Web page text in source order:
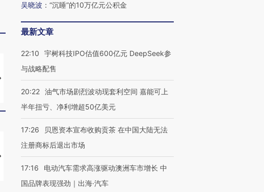
视线｜HYROX的吸金
术：是什么让中产们甘
马航飞行员跨国走私7万
粒摇头丸 尿检体内含3种
毒品
视线｜被称为“蟑螂”的印
度Z世代 用街头抗争将教
育部长拱下台
【推广】走进第四届链博
会，让数智科技“链”接产
【特别呈现】寻找100种
【商旅对话】华住集团
CFO：不靠规模取胜，华
吴晓波 ： “沉睡”的10万亿元公积金
最新文章
22:10
宇树科技IPO估值600亿元 DeepSeek参
与战略配售
20:22 油气市场剧烈波动现套利空间 嘉能可上
半年扭亏、净利增超50亿美元
17:26
贝恩资本宣布收购贡茶 在中国大陆无法
注册商标后退出市场
17:16
电动汽车需求高涨驱动澳洲车市增长 中
国品牌表现强劲｜出海·汽车